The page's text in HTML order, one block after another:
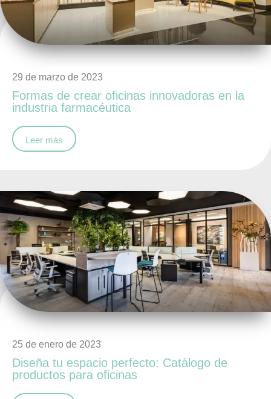
29 de marzo de 2023
Formas de crear oficinas innovadoras en la
industria farmacéutica
Leer más
25 de enero de 2023
Diseña tu espacio perfecto: Catálogo de
productos para oficinas